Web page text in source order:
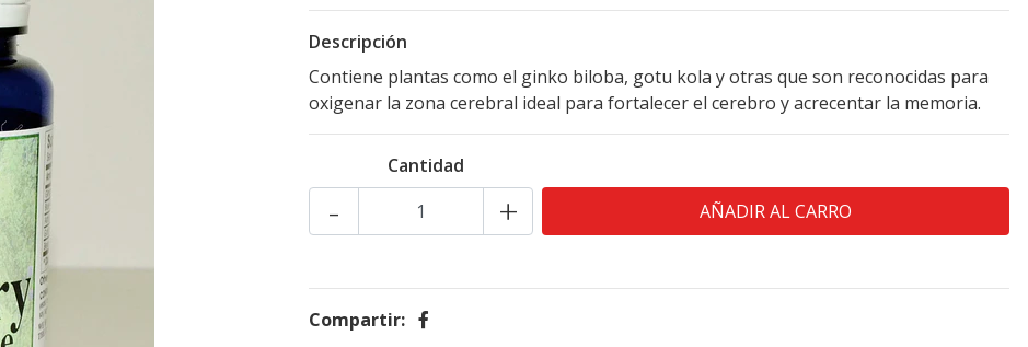
Descripción
Contiene plantas como el ginko biloba, gotu kola y otras que son reconocidas para
oxigenar la zona cerebral ideal para fortalecer el cerebro y acrecentar la memoria.
Cantidad
- +
Compartir: